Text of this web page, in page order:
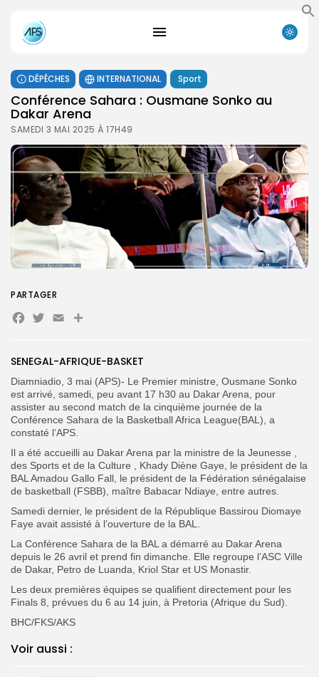
FR
DÉPÊCHES INTERNATIONAL Sport
Conférence Sahara : Ousmane Sonko au
Dakar Arena
SAMEDI 3 MAI 2025 À 17H49
SENEGAL-AFRIQUE-BASKET
Diamniadio, 3 mai (APS)- Le Premier ministre, Ousmane Sonko
est arrivé, samedi, peu avant 17 h30 au Dakar Arena, pour
assister au second match de la cinquième journée de la
Conférence Sahara de la Basketball Africa League(BAL), a
constaté l’APS.
Il a été accueilli au Dakar Arena par la ministre de la Jeunesse ,
des Sports et de la Culture , Khady Diène Gaye, le président de la
BAL Amadou Gallo Fall, le président de la Fédération sénégalaise
de basketball (FSBB), maître Babacar Ndiaye, entre autres.
Samedi dernier, le président de la République Bassirou Diomaye
Faye avait assisté à l’ouverture de la BAL.
La Conférence Sahara de la BAL a démarré au Dakar Arena
depuis le 26 avril et prend fin dimanche. Elle regroupe l’ASC Ville
de Dakar, Petro de Luanda, Kriol Star et US Monastir.
Les deux premières équipes se qualifient directement pour les
Finals 8, prévues du 6 au 14 juin, à Pretoria (Afrique du Sud).
BHC/FKS/AKS
Voir aussi :
PARTAGER
Facebook
Twitter
EmailPartager